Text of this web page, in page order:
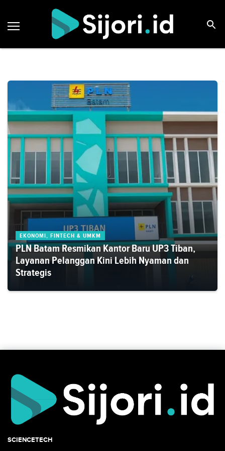
EKONOMI, FINTECH & UMKM
PLN Batam Resmikan Kantor Baru UP3 Tiban,
Layanan Pelanggan Kini Lebih Nyaman dan
Strategis
SCIENCETECH